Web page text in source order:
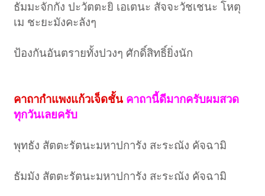
ธัมมะจักกัง ปะวัตตะยิ เอเตนะ สัจจะวัชเชนะ โหตุ
เม ชะยะมังคะลังๆ
ป้องกันอันตรายทั้งปวงๆ ศักดิ์สิทธิ์ยิ่งนัก
คาถากำแพงแก้วเจ็ดชั้น คาถานี้ดีมากครับผมสวด
ทุกวันเลยครับ
พุทธัง สัตตะรัตนะมหาปการัง สะระณัง คัจฉามิ
ธัมมัง สัตตะรัตนะมหาปการัง สะระณัง คัจฉามิ